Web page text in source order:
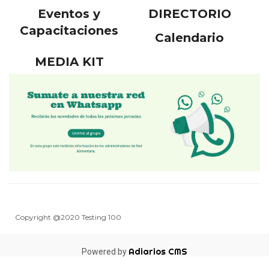
Eventos y
Capacitaciones
DIRECTORIO
Calendario
MEDIA KIT
Copyright @2020 Testing 100
Powered by Adiarios CMS